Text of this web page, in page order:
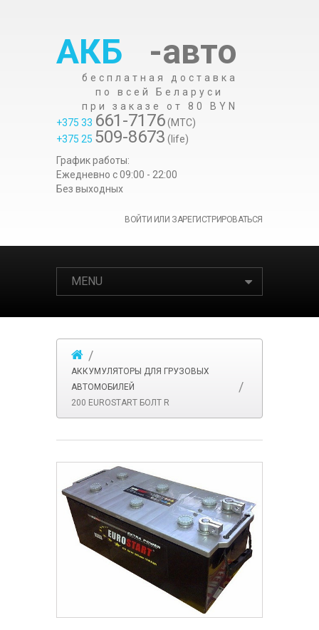
АКБ -авто
бесплатная доставка
по всей Беларуси
при заказе от 80 BYN
+375 33 661-7176(МТС)
+375 25 509-8673 (life)
График работы:
Ежедневно c 09:00 - 22:00
Без выходных
ВОЙТИ ИЛИ ЗАРЕГИСТРИРОВАТЬСЯ
MENU
АККУМУЛЯТОРЫ ДЛЯ ГРУЗОВЫХ
АВТОМОБИЛЕЙ
200 EUROSTART БОЛТ R